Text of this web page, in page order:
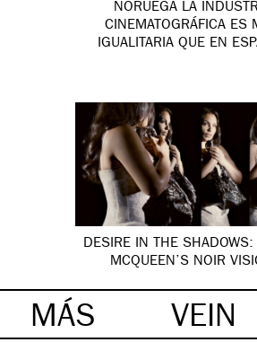
NORUEGA LA
CINEMATOGRÁFICA ES
IGUALITARIA QUE EN
DESIRE IN THE
MCQUEEN’S NOIR
MÁS VEIN